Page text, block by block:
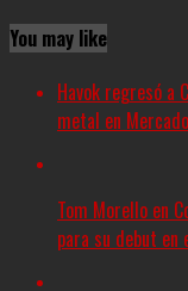
You may like
Havok regresó a
metal en
Tom Morello en
para su debut en